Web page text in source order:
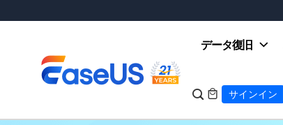
データ復旧
  サインイン